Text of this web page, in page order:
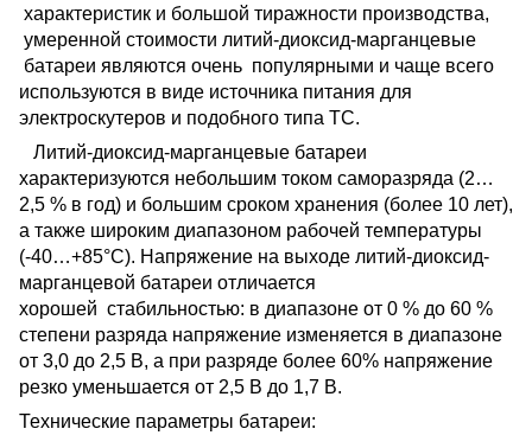
характеристик и большой тиражности производства,
умеренной стоимости литий-диоксид-марганцевые
батареи являются очень популярными и чаще всего
используются в виде источника питания для
электроскутеров и подобного типа ТС.
Литий-диоксид-марганцевые батареи
характеризуются небольшим током саморазряда (2…
2,5 % в год) и большим сроком хранения (более 10 лет),
а также широким диапазоном рабочей температуры
(-40…+85°С). Напряжение на выходе литий-диоксид-
марганцевой батареи отличается
хорошей стабильностью: в диапазоне от 0 % до 60 %
степени разряда напряжение изменяется в диапазоне
от 3,0 до 2,5 В, а при разряде более 60% напряжение
резко уменьшается от 2,5 В до 1,7 В.
Технические параметры батареи: